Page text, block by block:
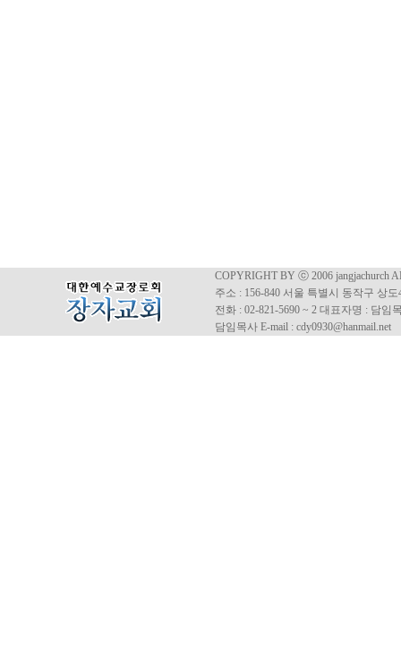
COPYRIGHT BY ⓒ 2006 jangjachurch
주소 : 156-840 서울 특별시 동작구 상도
전화 : 02-821-5690 ~ 2 대표자명 : 담임
담임목사 E-mail : cdy0930@hanmail.net